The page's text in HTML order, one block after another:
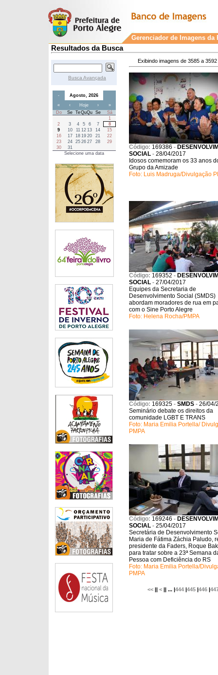
Gerenciador de Imagens da
Resultados da Busca
Exibindo imagens de 3585 a 3592
Código: 169386 -
SOCIAL - 28/04/2017
Idosos comemoram os 33 anos
Grupo da Amizade
Foto: Luis Madruga/Divulgação
Código: 169352 -
SOCIAL - 27/04/2017
Equipes da Secretaria de
Desenvolvimento Social (SMDS)
abordam moradores de rua em
com o Sine Porto Alegre
Foto: Helena Rocha/PMPA
Código: 169325 - SMDS - 26/04/
Seminário debate os direitos da
comunidade LGBT E TRANS
Foto: Maria Emilia Portella/
PMPA
Código: 169246 -
SOCIAL - 25/04/2017
Secretária de Desenvolvimento
Maria de Fátima Záchia Paludo,
presidente da Faders, Roque
para tratar sobre a 23ª Semana
Pessoa com Deficiência do RS
Foto: Maria Emilia Portella/
PMPA
<< ||< || ... |444 |445 |446 |
Busca Avançada
-
Agosto, 2026
«
‹ Hoje ›
»
Do
Se TeQuQu Se
Sá
1
2
3 4 5 6 7
8
9
10 11 12 13 14
15
16
17 18 19 20 21
22
23
24 25 26 27 28
29
30
31
Selecione uma data